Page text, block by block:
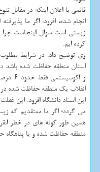
قائمی با اعلان اینکه در مقابل
انجام شده، افزود: اگر ما
زیستی است سوال اینجاست چرا
کرده ایم.
استان منطقه حفاظت شده باشد
و
انقلاب یک منطقه حفاظت شده
این استاد دانشگاه افزود: این
می گردد؛ اگر ما معتقدیم که
همین طور گونه های در خطر
منطقه حفاظت شده و یا